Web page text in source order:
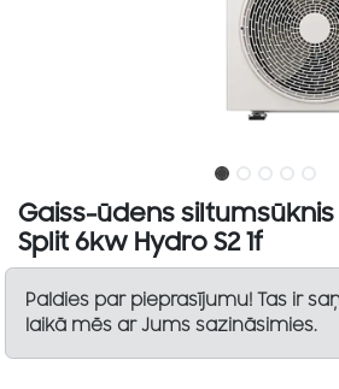
Gaiss-ūdens siltumsūknis
Split 6kw Hydro S2 1f
Paldies par pieprasījumu! Tas ir
laikā mēs ar Jums sazināsimies.